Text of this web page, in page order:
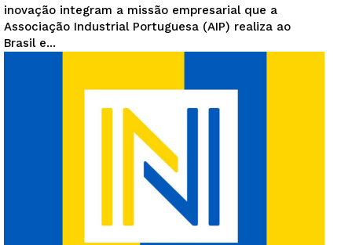
inovação integram a missão empresarial que a
Associação Industrial Portuguesa (AIP) realiza ao
Brasil e...